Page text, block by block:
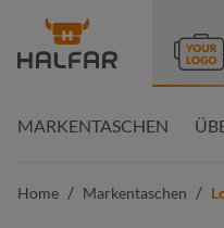
Zur
MARKENTASCHEN
Home / Markentaschen /